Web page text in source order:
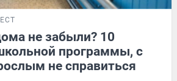
не забыли? 10
программы, с
не справиться